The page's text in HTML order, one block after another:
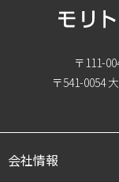
〒111-
〒541-0054
会社情報